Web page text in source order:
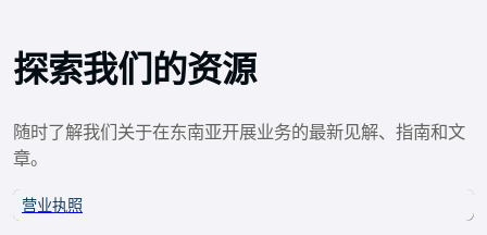
探索我们的资源
随时了解我们关于在东南亚开展业务的最新见解、指南和文
章。
营业执照